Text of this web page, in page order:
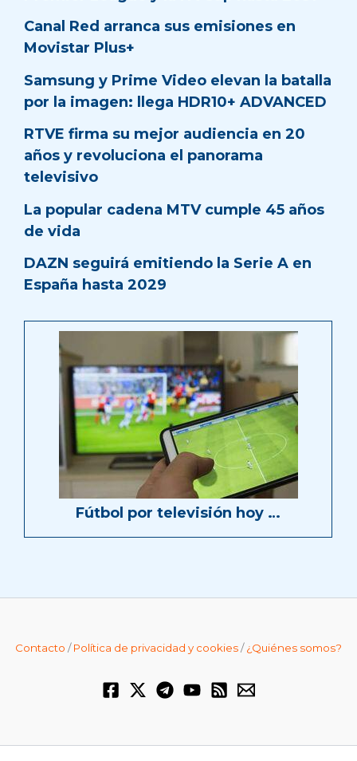
Canal Red arranca sus emisiones en
Movistar Plus+
Samsung y Prime Video elevan la batalla
por la imagen: llega HDR10+ ADVANCED
RTVE firma su mejor audiencia en 20
años y revoluciona el panorama
televisivo
La popular cadena MTV cumple 45 años
de vida
DAZN seguirá emitiendo la Serie A en
España hasta 2029
Fútbol por televisión hoy …
Contacto /Política de privacidad y cookies/¿Quiénes somos?